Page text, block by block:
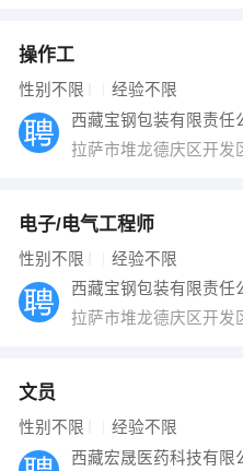
操作工
性别不限 经验不限
西藏宝钢包装有限责任
拉萨市堆龙德庆区开发
电子/电气工程师
性别不限 经验不限
西藏宝钢包装有限责任
拉萨市堆龙德庆区开发
文员
性别不限 经验不限
西藏宏晟医药科技有限